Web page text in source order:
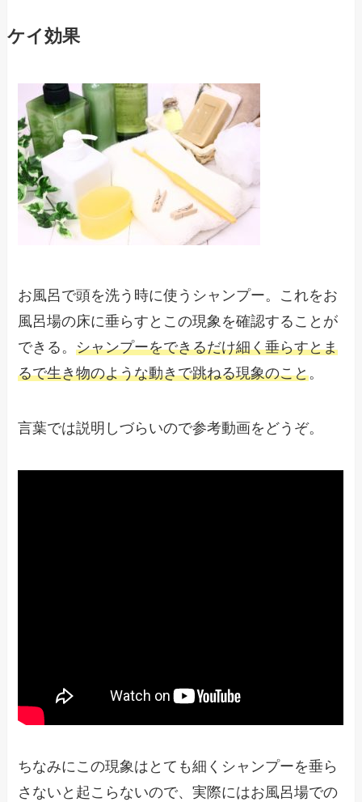
ケイ効果
お風呂で頭を洗う時に使うシャンプー。これをお
風呂場の床に垂らすとこの現象を確認することが
できる。シャンプーをできるだけ細く垂らすとま
るで生き物のような動きで跳ねる現象のこと。
言葉では説明しづらいので参考動画をどうぞ。
ちなみにこの現象はとても細くシャンプーを垂ら
さないと起こらないので、実際にはお風呂場での